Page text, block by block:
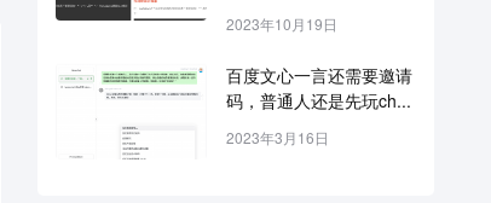
2023年10月19日
百度文心一言还需要邀请
码，普通人还是先玩ch...
2023年3月16日